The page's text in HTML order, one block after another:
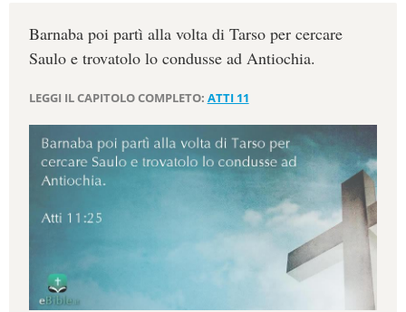
Barnaba poi partì alla volta di Tarso per cercare
Saulo e trovatolo lo condusse ad Antiochia.
LEGGI IL CAPITOLO COMPLETO: ATTI 11